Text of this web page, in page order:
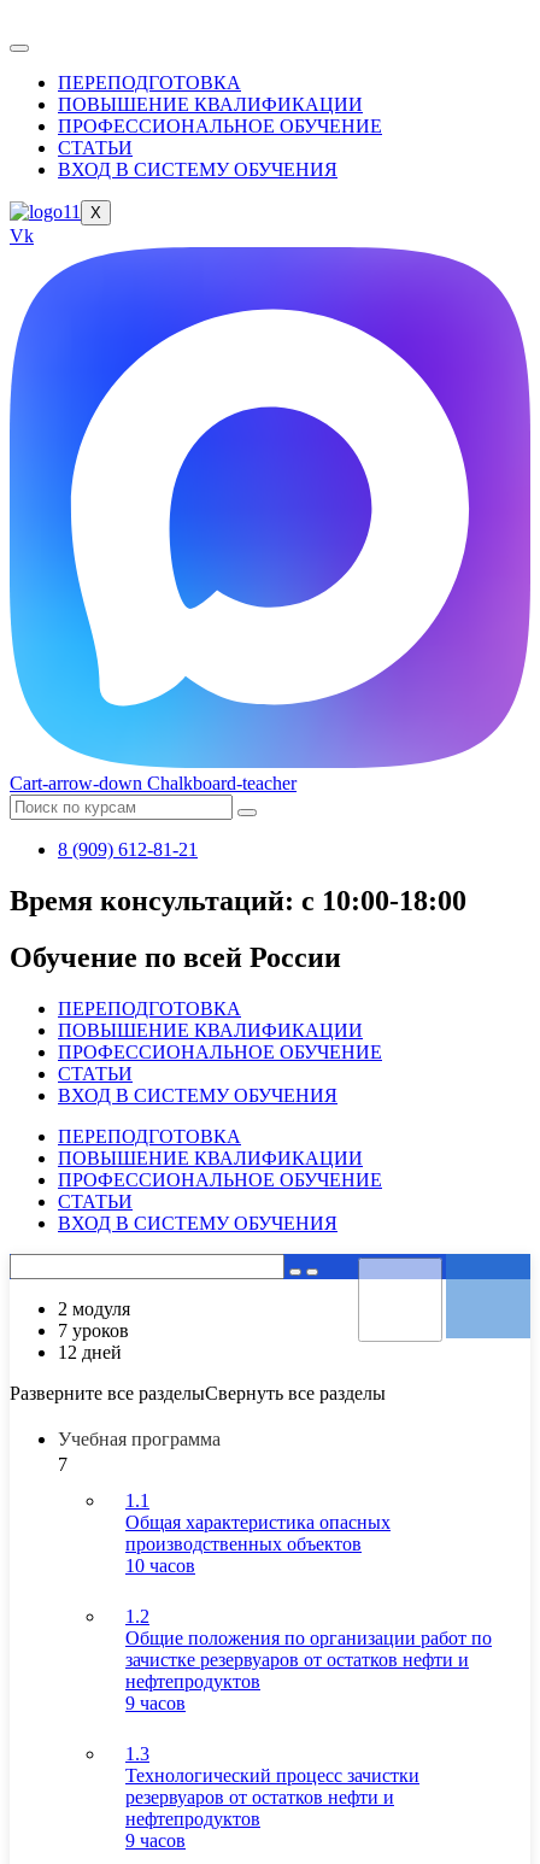
ПЕРЕПОДГОТОВКА
ПОВЫШЕНИЕ КВАЛИФИКАЦИИ
ПРОФЕССИОНАЛЬНОЕ ОБУЧЕНИЕ
СТАТЬИ
ВХОД В СИСТЕМУ ОБУЧЕНИЯ
X
Vk
Cart-arrow-down Chalkboard-teacher
8 (909) 612-81-21
Время консультаций: с 10:00-18:00
Обучение по всей России
ПЕРЕПОДГОТОВКА
ПОВЫШЕНИЕ КВАЛИФИКАЦИИ
ПРОФЕССИОНАЛЬНОЕ ОБУЧЕНИЕ
СТАТЬИ
ВХОД В СИСТЕМУ ОБУЧЕНИЯ
ПЕРЕПОДГОТОВКА
ПОВЫШЕНИЕ КВАЛИФИКАЦИИ
ПРОФЕССИОНАЛЬНОЕ ОБУЧЕНИЕ
СТАТЬИ
ВХОД В СИСТЕМУ ОБУЧЕНИЯ
2 модуля
7 уроков
12 дней
Разверните все разделыСвернуть все разделы
Учебная программа
7
1.1
Общая характеристика опасных
производственных объектов
10 часов
1.2
Общие положения по организации работ по
зачистке резервуаров от остатков нефти и
нефтепродуктов
9 часов
1.3
Технологический процесс зачистки
резервуаров от остатков нефти и
нефтепродуктов
9 часов